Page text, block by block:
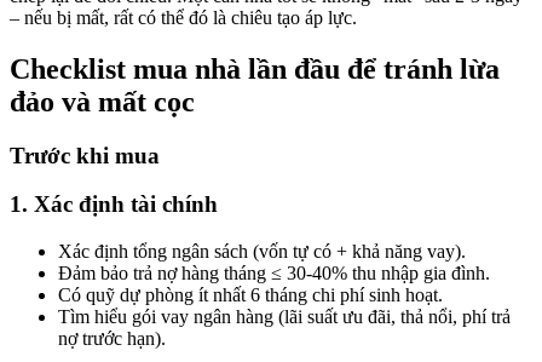
– nếu bị mất, rất có thể đó là chiêu tạo áp lực.
Checklist mua nhà lần đầu để tránh lừa
đảo và mất cọc
Trước khi mua
1. Xác định tài chính
Xác định tổng ngân sách (vốn tự có + khả năng vay).
Đảm bảo trả nợ hàng tháng ≤ 30-40% thu nhập gia đình.
Có quỹ dự phòng ít nhất 6 tháng chi phí sinh hoạt.
Tìm hiểu gói vay ngân hàng (lãi suất ưu đãi, thả nổi, phí trả
nợ trước hạn).